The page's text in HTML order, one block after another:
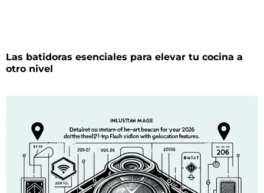
Las batidoras esenciales para elevar tu cocina a
otro nivel